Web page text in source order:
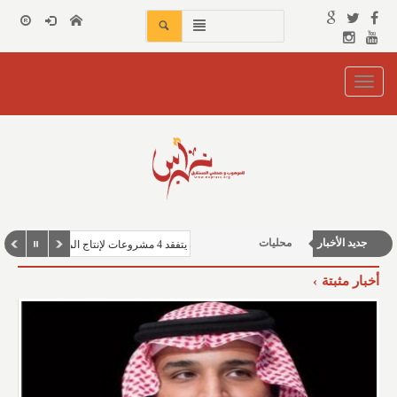
Toggle
navigation
جديد الأخبار محليات
رئيس الهيئة السعودية للمياه يتفقد 4 مشروعات لإنتاج المياه المحلاة في الجبيل ورأس الخير بطاقة 2.5 مليون م³ يوميًّا
أخبار مثبتة